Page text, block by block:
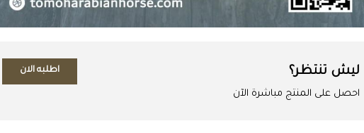
ليش تنتظر؟
احصل على المنتج مباشرة الآن
اطلبه الان